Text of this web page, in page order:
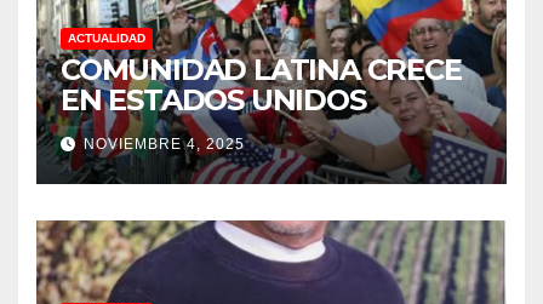
ACTUALIDAD
COMUNIDAD LATINA CRECE
EN ESTADOS UNIDOS
NOVIEMBRE 4, 2025